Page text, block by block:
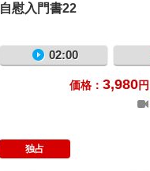
自慰入門書22
02:00
価格： 3,980円
独占